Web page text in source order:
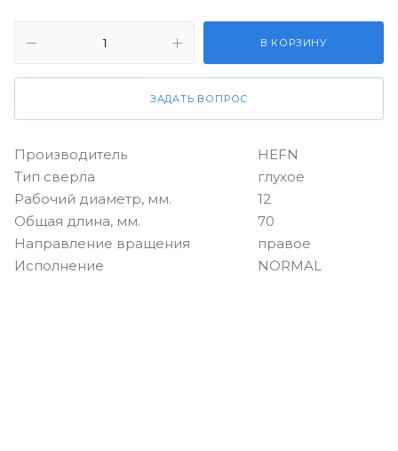
В КОРЗИНУ
ЗАДАТЬ ВОПРОС
Производитель
HEFN
Тип сверла
глухое
Рабочий диаметр, мм.
12
Общая длина, мм.
70
Направление вращения
правое
Исполнение
NORMAL